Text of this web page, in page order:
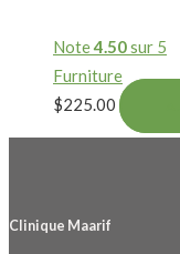
Note4.50sur 5
Furniture
$225.00
Clinique Maarif